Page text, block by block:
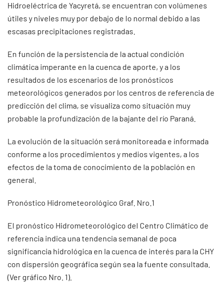
Hidroeléctrica de Yacyretá, se encuentran con volúmenes
útiles y niveles muy por debajo de lo normal debido a las
escasas precipitaciones registradas.
En función de la persistencia de la actual condición
climática imperante en la cuenca de aporte, y a los
resultados de los escenarios de los pronósticos
meteorológicos generados por los centros de referencia de
predicción del clima, se visualiza como situación muy
probable la profundización de la bajante del río Paraná.
La evolución de la situación será monitoreada e informada
conforme a los procedimientos y medios vigentes, a los
efectos de la toma de conocimiento de la población en
general.
Pronóstico Hidrometeorológico Graf. Nro.1
El pronóstico Hidrometeorológico del Centro Climático de
referencia indica una tendencia semanal de poca
significancia hidrológica en la cuenca de interés para la CHY
con dispersión geográfica según sea la fuente consultada.
(Ver gráfico Nro. 1).